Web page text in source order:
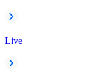
Live